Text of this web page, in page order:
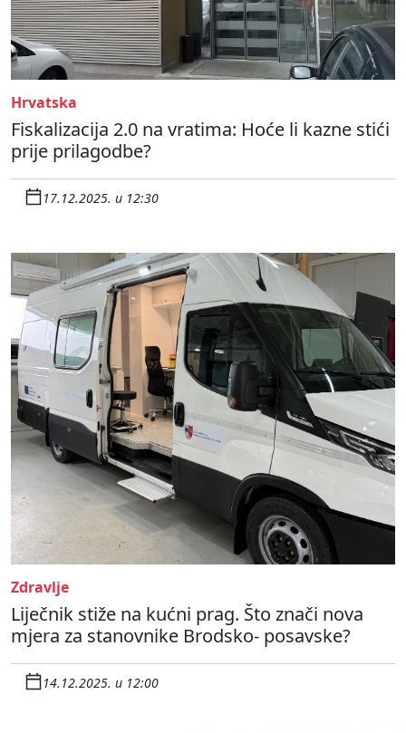
Hrvatska
Fiskalizacija 2.0 na vratima: Hoće li kazne stići
prije prilagodbe?
17.12.2025. u 12:30
Zdravlje
Liječnik stiže na kućni prag. Što znači nova
mjera za stanovnike Brodsko- posavske?
14.12.2025. u 12:00